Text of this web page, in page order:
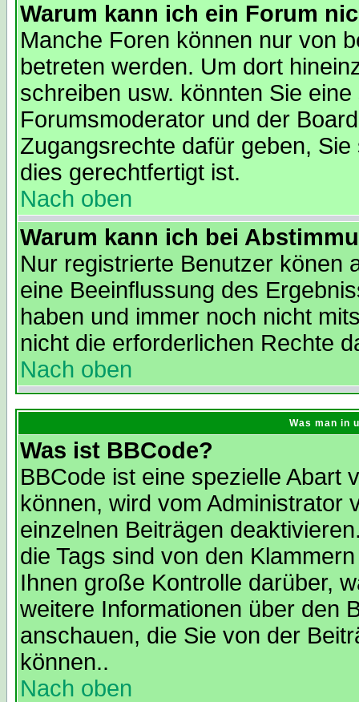
Warum kann ich ein Forum
Manche Foren können nur von
betreten werden. Um dort
schreiben usw. könnten Sie
Forumsmoderator und der
Zugangsrechte dafür geben,
dies gerechtfertigt ist.
Nach oben
Warum kann ich bei
Nur registrierte Benutzer könen
eine Beeinflussung des
haben und immer noch nicht
nicht die erforderlichen Rechte
Nach oben
Was man in
Was ist BBCode?
BBCode ist eine spezielle Abart
können, wird vom Administrator
einzelnen Beiträgen
die Tags sind von den
Ihnen große Kontrolle darüber,
weitere Informationen über den
anschauen, die Sie von der
können..
Nach oben